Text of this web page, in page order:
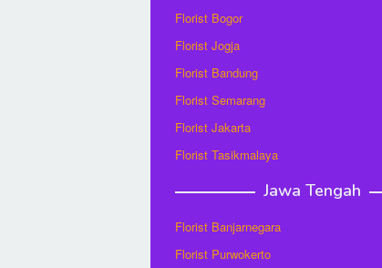
Florist Bogor
Florist Jogja
Florist Bandung
Florist Semarang
Florist Jakarta
Florist Tasikmalaya
Jawa Tengah
Florist Banjarnegara
Florist Purwokerto